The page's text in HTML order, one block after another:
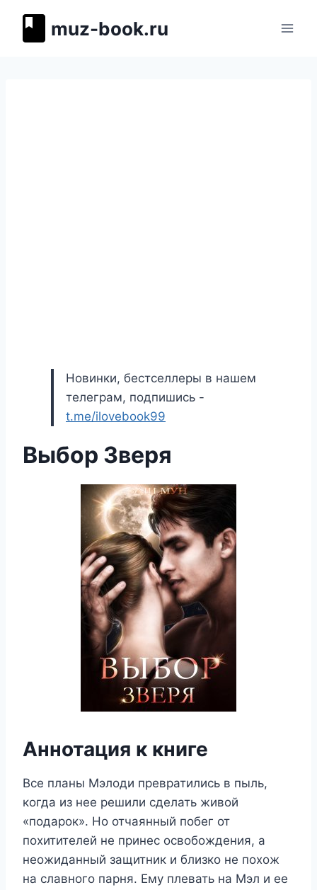
muz-book.ru
Новинки, бестселлеры в нашем
телеграм, подпишись -
t.me/ilovebook99
Выбор Зверя
Аннотация к книге
Все планы Мэлоди превратились в пыль,
когда из нее решили сделать живой
«подарок». Но отчаянный побег от
похитителей не принес освобождения, а
неожиданный защитник и близко не похож
на славного парня. Ему плевать на Мэл и ее